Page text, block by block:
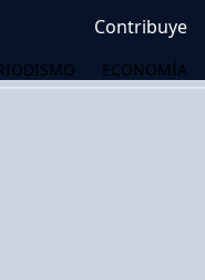
Contribuye
ECONOMÍA